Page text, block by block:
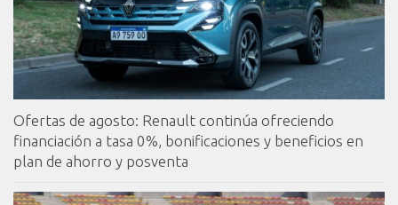
Ofertas de agosto: Renault continúa ofreciendo
financiación a tasa 0%, bonificaciones y beneficios en
plan de ahorro y posventa